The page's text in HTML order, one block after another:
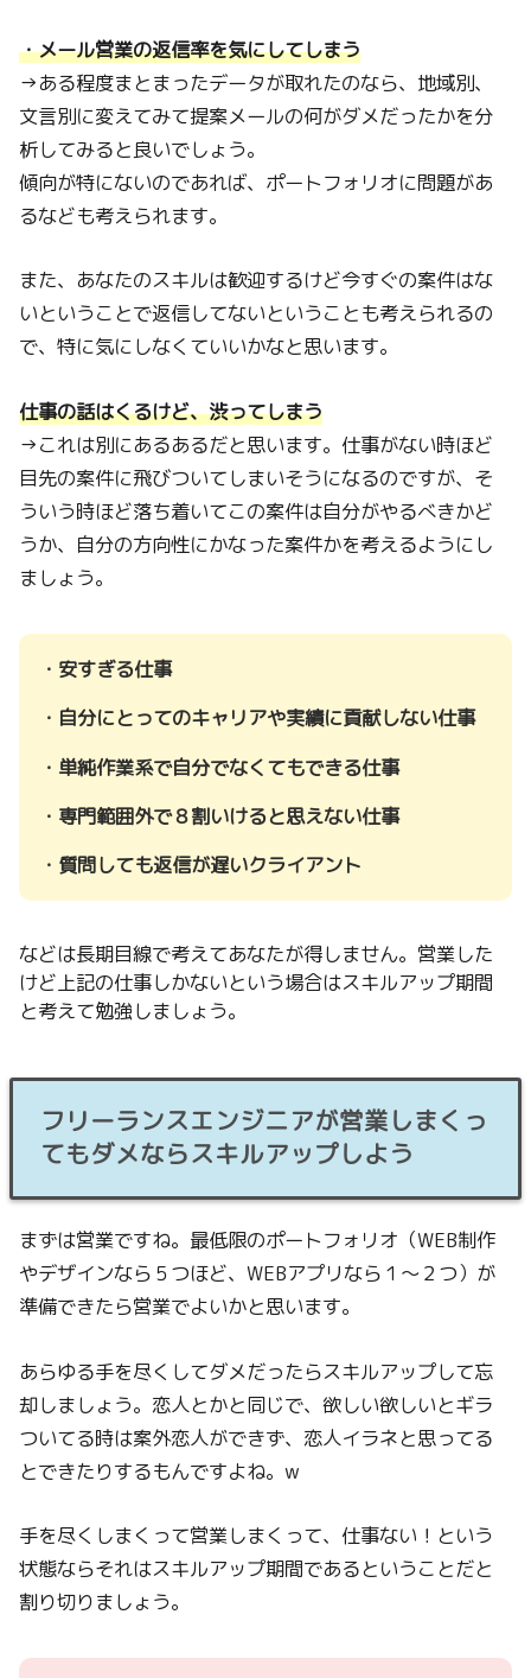
・メール営業の返信率を気にしてしまう
→ある程度まとまったデータが取れたのなら、地域別、
文言別に変えてみて提案メールの何がダメだったかを分
析してみると良いでしょう。
傾向が特にないのであれば、ポートフォリオに問題があ
るなども考えられます。
また、あなたのスキルは歓迎するけど今すぐの案件はな
いということで返信してないということも考えられるの
で、特に気にしなくていいかなと思います。
仕事の話はくるけど、渋ってしまう
→これは別にあるあるだと思います。仕事がない時ほど
目先の案件に飛びついてしまいそうになるのですが、そ
ういう時ほど落ち着いてこの案件は自分がやるべきかど
うか、自分の方向性にかなった案件かを考えるようにし
ましょう。
・安すぎる仕事
・自分にとってのキャリアや実績に貢献しない仕事
・単純作業系で自分でなくてもできる仕事
・専門範囲外で８割いけると思えない仕事
・質問しても返信が遅いクライアント
などは長期目線で考えてあなたが得しません。営業した
けど上記の仕事しかないという場合はスキルアップ期間
と考えて勉強しましょう。
フリーランスエンジニアが営業しまくっ
てもダメならスキルアップしよう
まずは営業ですね。最低限のポートフォリオ（WEB制作
やデザインなら５つほど、WEBアプリなら１〜２つ）が
準備できたら営業でよいかと思います。
あらゆる手を尽くしてダメだったらスキルアップして忘
却しましょう。恋人とかと同じで、欲しい欲しいとギラ
ついてる時は案外恋人ができず、恋人イラネと思ってる
とできたりするもんですよね。w
手を尽くしまくって営業しまくって、仕事ない！という
状態ならそれはスキルアップ期間であるということだと
割り切りましょう。